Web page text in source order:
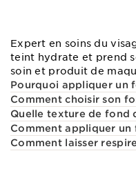
Expert en soins du
teint hydrate et prend
soin et produit de
Pourquoi appliquer un
Comment choisir son
Quelle texture de fond
Comment appliquer
Comment laisser